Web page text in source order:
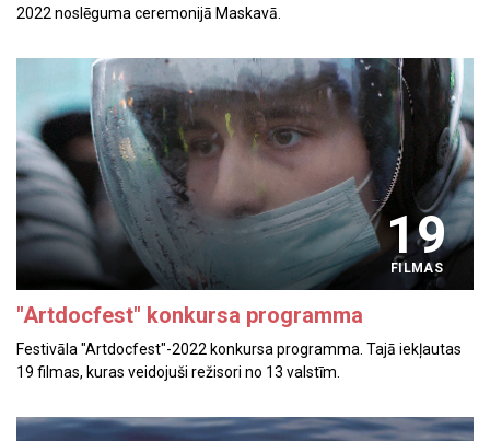
2022 noslēguma ceremonijā Maskavā.
19
FILMAS
"Artdocfest" konkursa programma
Festivāla "Artdocfest"-2022 konkursa programma. Tajā iekļautas
19 filmas, kuras veidojuši režisori no 13 valstīm.